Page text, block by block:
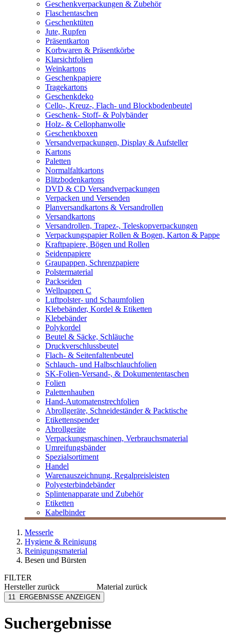
Geschenkverpackungen & Zubehör
Flaschentaschen
Geschenktüten
Jute, Rupfen
Präsentkarton
Korbwaren & Präsentkörbe
Klarsichtfolien
Weinkartons
Geschenkpapiere
Tragekartons
Geschenkdeko
Cello-, Kreuz-, Flach- und Blockbodenbeutel
Geschenk- Stoff- & Polybänder
Holz- & Cellophanwolle
Geschenkboxen
Versandverpackungen, Display & Aufsteller
Kartons
Paletten
Normalfaltkartons
Blitzbodenkartons
DVD & CD Versandverpackungen
Verpacken und Versenden
Planversandkartons & Versandrollen
Versandkartons
Versandrollen, Trapez-, Teleskopverpackungen
Verpackungspapier Rollen & Bogen, Karton & Pappe
Kraftpapiere, Bögen und Rollen
Seidenpapiere
Graupappen, Schrenzpapiere
Polstermaterial
Packseiden
Wellpappen C
Luftpolster- und Schaumfolien
Klebebänder, Kordel & Etiketten
Klebebänder
Polykordel
Beutel & Säcke, Schläuche
Druckverschlussbeutel
Flach- & Seitenfaltenbeutel
Schlauch- und Halbschlauchfolien
SK-Folien-Versand-, & Dokumententaschen
Folien
Palettenhauben
Hand-Automatenstrechfolien
Abrollgeräte, Schneideständer & Packtische
Etikettenspender
Abrollgeräte
Verpackungsmaschinen, Verbrauchsmaterial
Umreifungsbänder
Spezialsortiment
Handel
Warenauszeichnung, Regalpreisleisten
Polyesterbindebänder
Splintenapparate und Zubehör
Etiketten
Kabelbinder
Messerle
Hygiene & Reinigung
Reinigungsmaterial
Besen und Bürsten
FILTER
Herstellerzurück
Nölle Profi Brush
Swiffer
Material zurück
Metall/Kunststoff
11 ERGEBNISSE ANZEIGEN
Suchergebnisse